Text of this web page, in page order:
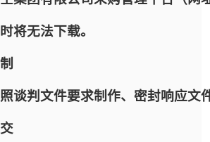
将无法下载。
谈判文件要求制作、密封响应文